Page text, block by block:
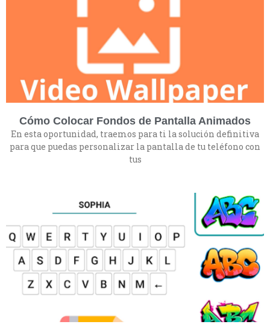
Cómo Colocar Fondos de Pantalla Animados
En esta oportunidad, traemos para ti la solución definitiva
para que puedas personalizar la pantalla de tu teléfono con
tus